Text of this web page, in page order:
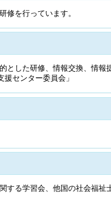
修を行っています。
とした研修、情報交換、情報
センター委員会」
する学習会、他国の社会福祉